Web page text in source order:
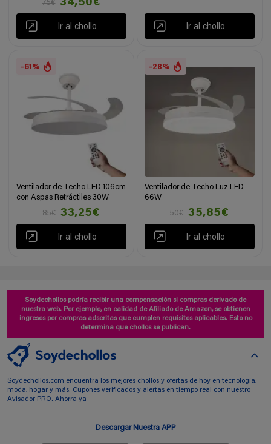
75€
34,50€
Ir al chollo Ir al chollo
-61%
Ventilador de Techo LED 106cm
con Aspas Retráctiles 30W
85€
33,25€
Ir al chollo
-28%
Ventilador de Techo Luz LED
66W
50€
35,85€
Ir al chollo
Soydechollos podría recibir una compensación si compras derivado de
nuestra web. Por ejemplo, en calidad de Afiliado de Amazon, se obtienen
ingresos por compras adscritas que cumplen requisitos aplicables. Esto no
determina que chollos se publican.
Soydechollos.com encuentra los mejores chollos y ofertas de hoy en tecnología,
moda, hogar y más. Cupones verificados y alertas en tiempo real con nuestro
Avisador PRO. Ahorra ya
Descargar Nuestra APP